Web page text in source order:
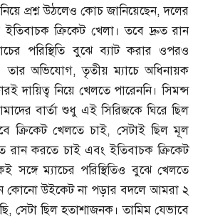
প্রশ্ন উঠলেও কোচ জানিয়েছেন,দলের
ক্রিকেট খেলা। তবে দ্রুত রান
পরিস্থিতি বুঝে ব্যাট করার ওপরও
তার অভিযোগ,তৃতীয় ম্যাচে অধিনায়ক
দায়িত্ব নিয়ে খেলতে পারেননি। সিমন্স
বার্তা শুধু এই সিরিজকে ঘিরে ছিল
ক্রিকেট খেলতে চাই, সেটাই ছিল মূল
রান করতে চাই এবং ইতিবাচক ক্রিকেট
সঙ্গে ম্যাচের পরিস্থিতিও বুঝে খেলতে
কোনো উইকেট না পড়ার বদলে আমরা ২
, সেটা ছিল হতাশাজনক। তামিম যেভাবে